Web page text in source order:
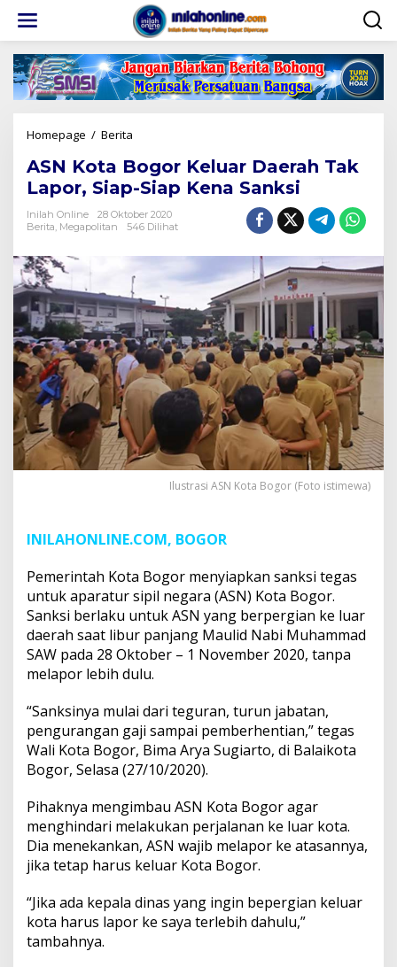
konten
Homepage / Berita
Bogor
Keluar
Daerah
Tak
Lapor,
Siap
Kena
Sanksi
ASN Kota Bogor Keluar Daerah Tak
Lapor, Siap-Siap Kena Sanksi
Inilah Online
28 Oktober 2020
Berita Megapolitan 546 Dilihat
Ilustrasi ASN Kota Bogor (Foto istimewa)
INILAHONLINE.COM, BOGOR
Pemerintah Kota Bogor menyiapkan sanksi tegas
untuk aparatur sipil negara (ASN) Kota Bogor.
Sanksi berlaku untuk ASN yang berpergian ke luar
daerah saat libur panjang Maulid Nabi Muhammad
SAW pada 28 Oktober – 1 November 2020, tanpa
melapor lebih dulu.
“Sanksinya mulai dari teguran, turun jabatan,
pengurangan gaji sampai pemberhentian,” tegas
Wali Kota Bogor, Bima Arya Sugiarto, di Balaikota
Bogor, Selasa (27/10/2020).
Pihaknya mengimbau ASN Kota Bogor agar
menghindari melakukan perjalanan ke luar kota.
Dia menekankan, ASN wajib melapor ke atasannya,
jika tetap harus keluar Kota Bogor.
“Jika ada kepala dinas yang ingin bepergian keluar
kota harus lapor ke saya terlebih dahulu,”
tambahnya.